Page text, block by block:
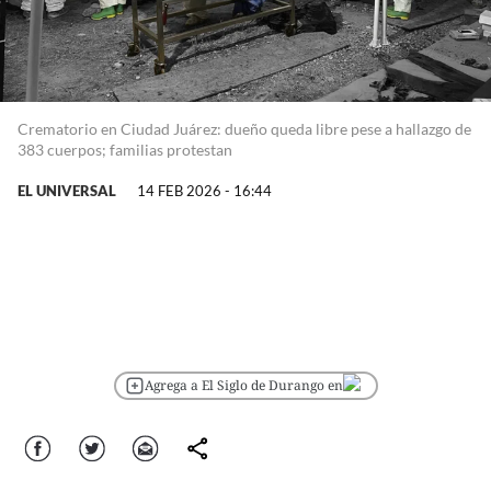
Crematorio en Ciudad Juárez: dueño queda libre pese a hallazgo de
383 cuerpos; familias protestan
EL UNIVERSAL 14 FEB 2026 - 16:44
Agrega a El Siglo de Durango en
Facebook Twitter Correo comparte